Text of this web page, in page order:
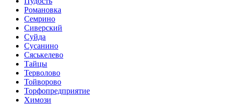
Романовка
Семрино
Сиверский
Суйда
Сусанино
Сяськелево
Тайцы
Терволово
Тойворово
Торфопредприятие
Химози